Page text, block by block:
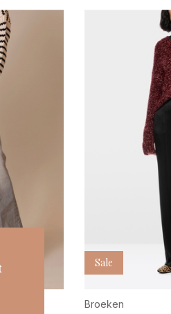
ONE
S/M
Sale
Broeken